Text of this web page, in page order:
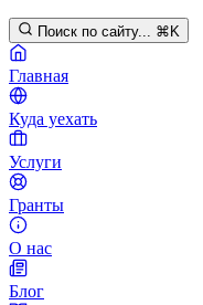
Поиск по сайту... ⌘K
Главная
Куда уехать
Услуги
Гранты
О нас
Блог